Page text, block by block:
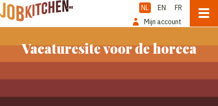
NL EN
FR
Mijn account
Vacaturesite voor de horeca